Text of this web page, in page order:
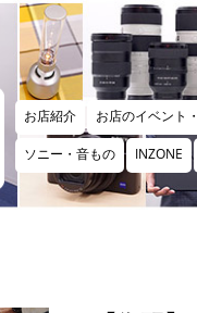
お店紹介 お店のイベント
ソニー・音もの INZONE